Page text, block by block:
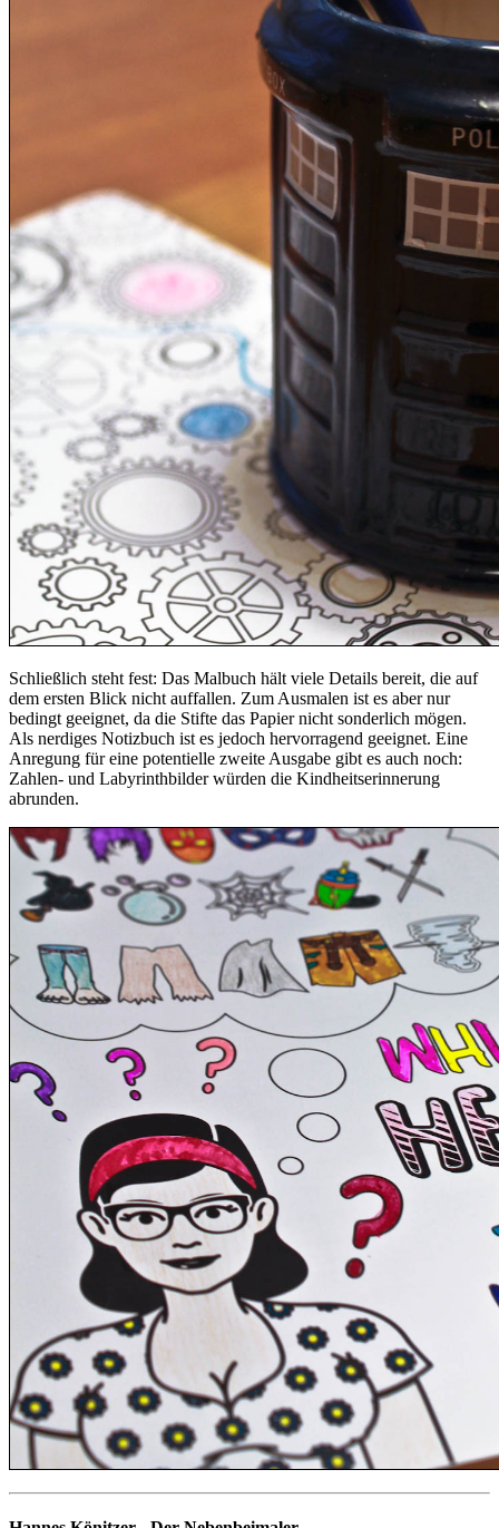
Schließlich steht fest: Das Malbuch hält viele Details bereit, die auf
dem ersten Blick nicht auffallen. Zum Ausmalen ist es aber nur
bedingt geeignet, da die Stifte das Papier nicht sonderlich mögen.
Als nerdiges Notizbuch ist es jedoch hervorragend geeignet. Eine
Anregung für eine potentielle zweite Ausgabe gibt es auch noch:
Zahlen- und Labyrinthbilder würden die Kindheitserinnerung
abrunden.